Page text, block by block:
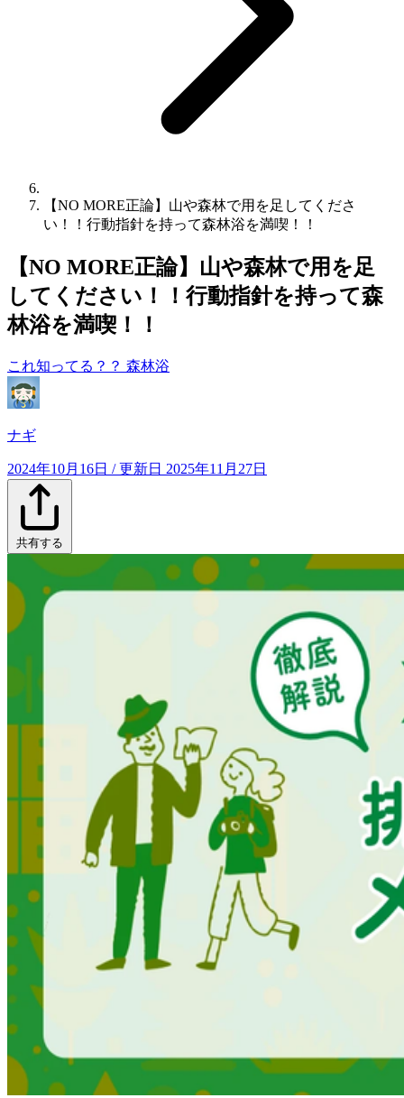
【NO MORE正論】山や森林で用を足してくださ
い！！行動指針を持って森林浴を満喫！！
【NO MORE正論】山や森林で用を足
してください！！行動指針を持って森
林浴を満喫！！
これ知ってる？？ 森林浴
ナギ
2024年10月16日 / 更新日 2025年11月27日
共有する